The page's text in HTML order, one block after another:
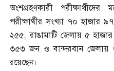
অংশগ্রহণকারী
পরীক্ষার্থীর সংখ্যা ৭০ হাজার
২৫৫,রাঙামাটি জেলায় ৫
৩৫৩ জন ও বান্দরবান জেলায়
রয়েছেন।